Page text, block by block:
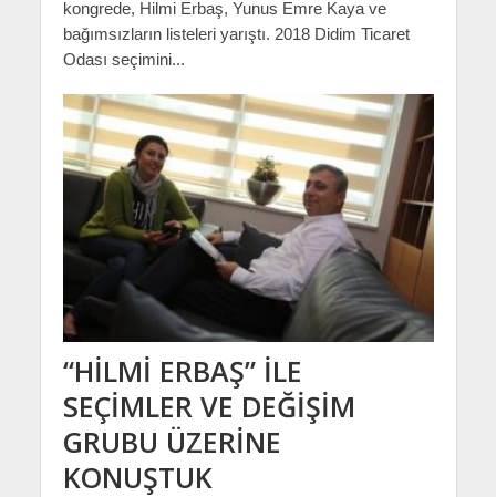
kongrede, Hilmi Erbaş, Yunus Emre Kaya ve
bağımsızların listeleri yarıştı. 2018 Didim Ticaret
Odası seçimini...
“HİLMİ ERBAŞ” İLE
SEÇİMLER VE DEĞİŞİM
GRUBU ÜZERİNE
KONUŞTUK